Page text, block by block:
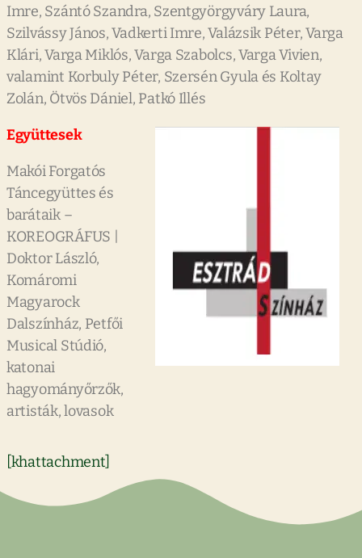
Imre, Szántó Szandra, Szentgyörgyváry Laura,
Szilvássy János, Vadkerti Imre, Valázsik Péter, Varga
Klári, Varga Miklós, Varga Szabolcs, Varga Vivien,
valamint Korbuly Péter, Szersén Gyula és Koltay
Zolán, Ötvös Dániel, Patkó Illés
Együttesek
Makói Forgatós
Táncegyüttes és
barátaik –
KOREOGRÁFUS |
Doktor László,
Komáromi
Magyarock
Dalszínház, Petfői
Musical Stúdió,
katonai
hagyományőrzők,
artisták, lovasok
[khattachment]